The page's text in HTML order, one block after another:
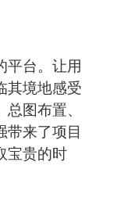
平台。让用
其境地感受
图布置、
带来了项目
宝贵的时